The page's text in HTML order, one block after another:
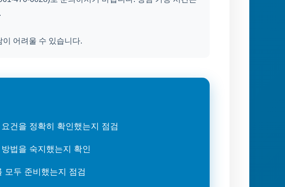
어려울 수 있습니다.
건을 정확히 확인했는지 점검
법을 숙지했는지 확인
모두 준비했는지 점검